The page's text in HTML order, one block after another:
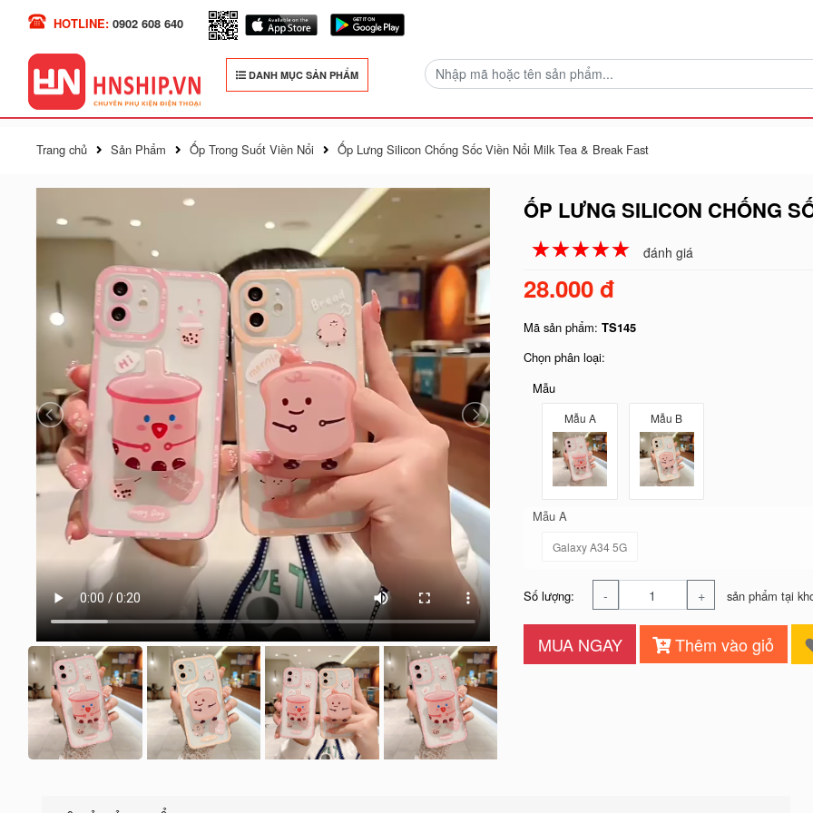
HOTLINE: 0902 608 640
DANH MỤC SẢN PHẨM
Trang chủ Sản Phẩm Ốp Trong Suốt Viền Nổi Ốp Lưng Silicon Chống Sốc Viền Nổi Milk Tea & Break Fast
ỐP LƯNG SILICON CHỐNG
☆☆☆☆☆
★★★★★ đánh giá
28.000 đ
Mã sản phẩm:TS145
Chọn phân loại:
Mẫu
Mẫu A Mẫu B
Mẫu A
Galaxy A34 5G
Số lượng: - + sản phẩm tại
MUA NGAY Thêm vào giỏ